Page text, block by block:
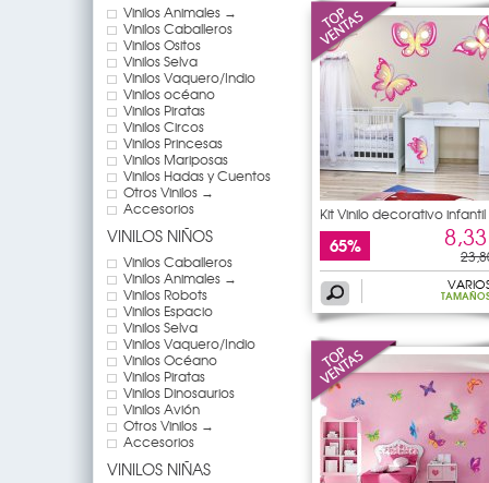
Vinilos Animales →
Vinilos Caballeros
Vinilos Ositos
Vinilos Selva
Vinilos Vaquero/Indio
Vinilos océano
Vinilos Piratas
Vinilos Circos
Vinilos Princesas
Vinilos Mariposas
Vinilos Hadas y Cuentos
Otros Vinilos →
Accesorios
VINILOS NIÑOS
Vinilos Caballeros
Vinilos Animales →
Vinilos Robots
Vinilos Espacio
Vinilos Selva
Vinilos Vaquero/Indio
Vinilos Océano
Vinilos Piratas
Vinilos Dinosaurios
Vinilos Avión
Otros Vinilos →
Accesorios
VINILOS NIÑAS
Kit Vinilo decorativo infantil
65%